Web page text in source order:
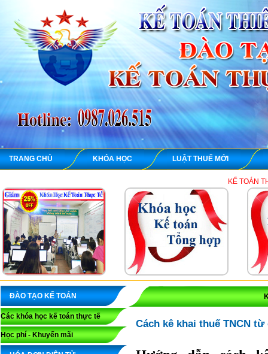
TRANG CHỦ KHÓA HỌC LUẬT THUẾ MỚI
KẾ TOÁN THIÊN
ĐÀO TẠO KẾ TOÁN
Các khóa học kế toán thực tế
Học phí - Khuyến mãi
Cách kê khai thuế TNCN